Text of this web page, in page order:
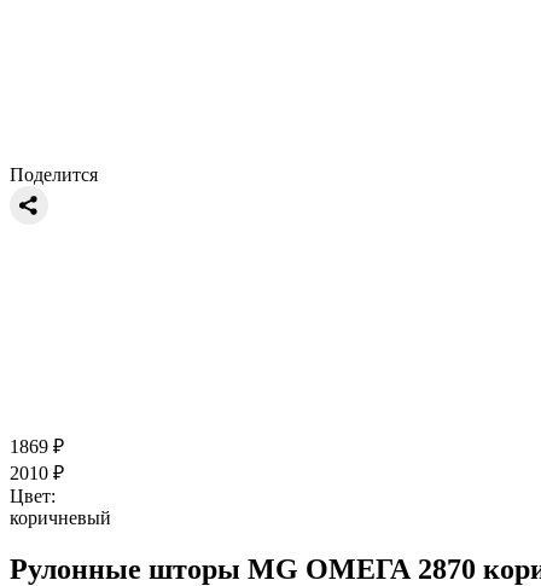
Поделится
1869 ₽
2010 ₽
Цвет:
коричневый
Рулонные шторы MG ОМЕГА 2870